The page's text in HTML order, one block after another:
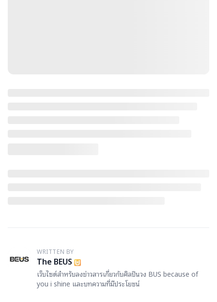
T
WRITTEN BY
The BEUS
เว็บไซต์สำหรับลงข่าวสารเกี่ยวกับศิลปินวง BUS because of
you i shine และบทความที่มีประโยชน์